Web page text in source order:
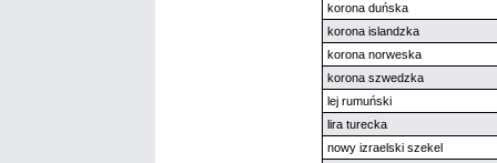
korona duńska
korona islandzka
korona norweska
korona szwedzka
lej rumuński
lira turecka
nowy izraelski szekel